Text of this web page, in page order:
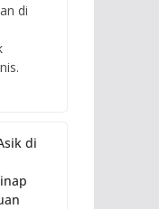
di
di